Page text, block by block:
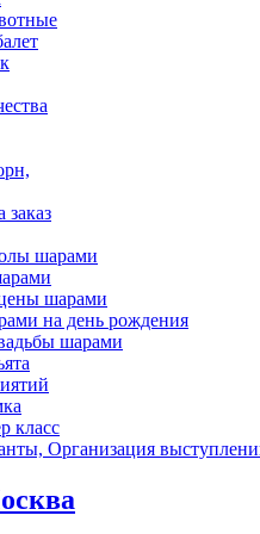
заказ
шарами
шарами
на день рождения
шарами
класс
Организация